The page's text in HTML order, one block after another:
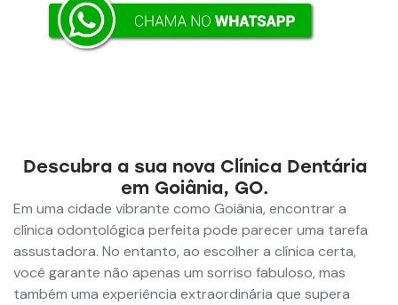
Descubra a sua nova Clínica Dentária
em Goiânia, GO.
Em uma cidade vibrante como Goiânia, encontrar a
clínica odontológica perfeita pode parecer uma tarefa
assustadora. No entanto, ao escolher a clínica certa,
você garante não apenas um sorriso fabuloso, mas
também uma experiência extraordinária que supera